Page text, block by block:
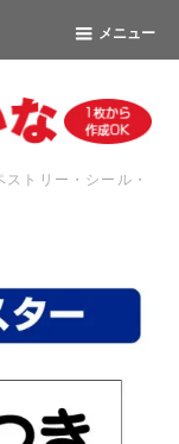
メニュー
トリー・シール・